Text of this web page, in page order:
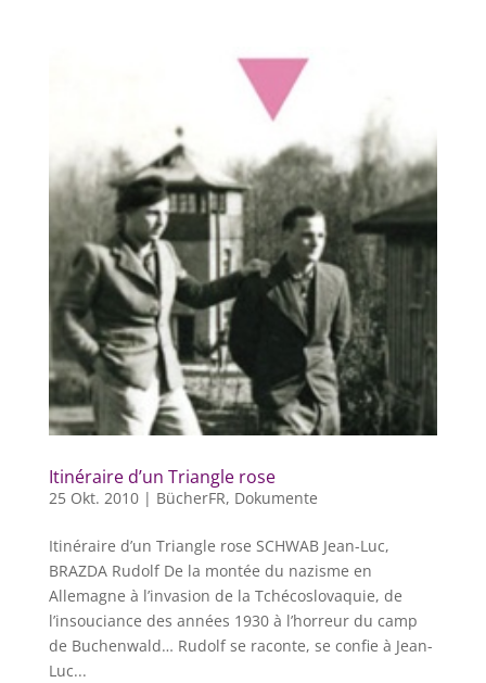
Itinéraire d’un Triangle rose
25 Okt. 2010| BücherFR, Dokumente
Itinéraire d’un Triangle rose SCHWAB Jean-Luc,
BRAZDA Rudolf De la montée du nazisme en
Allemagne à l’invasion de la Tchécoslovaquie, de
l’insouciance des années 1930 à l’horreur du camp
de Buchenwald… Rudolf se raconte, se confie à Jean-
Luc...